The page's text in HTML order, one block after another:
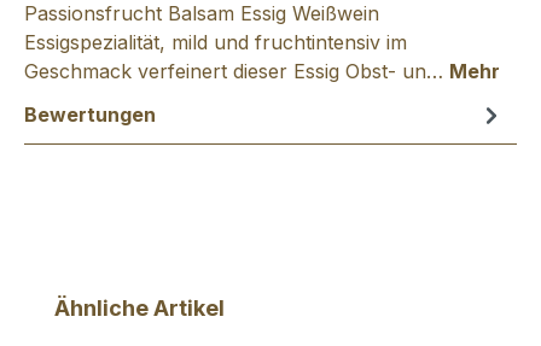
Passionsfrucht Balsam Essig Weißwein
Essigspezialität, mild und fruchtintensiv im
Geschmack verfeinert dieser Essig Obst- un… Mehr
Bewertungen
Produktgalerie überspringen
Ähnliche Artikel